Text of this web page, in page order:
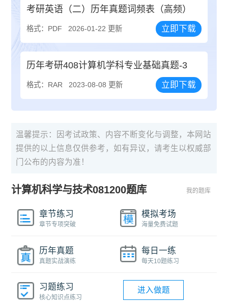
考研英语（二）历年真题词频表（高频）
格式：PDF 2026-01-22 更新 立即下载
历年考研408计算机学科专业基础真题-3
格式：RAR 2023-08-08 更新 立即下载
温馨提示：因考试政策、内容不断变化与调整，本网站
提供的以上信息仅供参考，如有异议，请考生以权威部
门公布的内容为准！
计算机科学与技术081200题库 我的题库
章节练习
章节专项突破
模拟考场
海量免费试题
历年真题
真题实战演练
每日一练
每天10题练习
习题练习
核心知识点练习
进入做题